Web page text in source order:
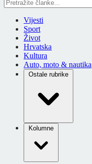
Vijesti
Sport
Život
Hrvatska
Kultura
Auto, moto & nautika
Ostale rubrike
Kolumne